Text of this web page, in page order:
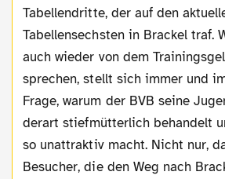
Tabellendritte, der auf den
Tabellensechsten in Brackel traf.
auch wieder von dem
sprechen, stellt sich immer und
Frage, warum der BVB seine
derart stiefmütterlich behandelt
so unattraktiv macht. Nicht nur,
Besucher, die den Weg nach